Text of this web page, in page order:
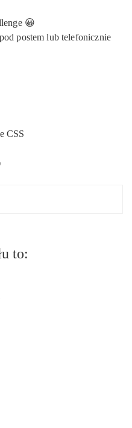
😀
postem lub telefonicznie
CSS
to: